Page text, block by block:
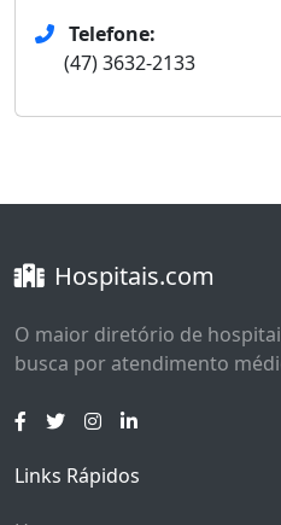
Telefone:
(47) 3632-2133
Hospitais.com
O maior diretório de
busca por atendimento
Links Rápidos